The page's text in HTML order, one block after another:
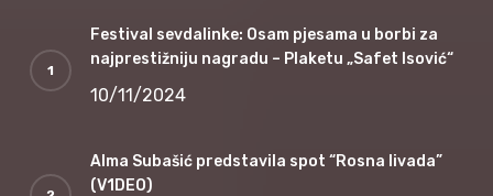
Festival sevdalinke: Osam pjesama u borbi za
najprestižniju nagradu – Plaketu „Safet Isović“
10/11/2024
Alma Subašić predstavila spot “Rosna livada”
(V1DEO)